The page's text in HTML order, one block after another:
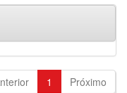
1 Próximo